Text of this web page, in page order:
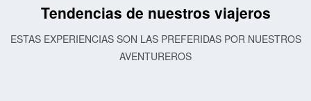
Tendencias de nuestros viajeros
ESTAS EXPERIENCIAS SON LAS PREFERIDAS POR NUESTROS
AVENTUREROS